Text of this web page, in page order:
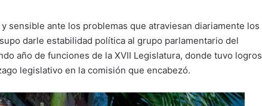
sensible ante los problemas que atraviesan diariamente los
darle estabilidad política al grupo parlamentario del
año de funciones de la XVII Legislatura, donde tuvo logros
legislativo en la comisión que encabezó.